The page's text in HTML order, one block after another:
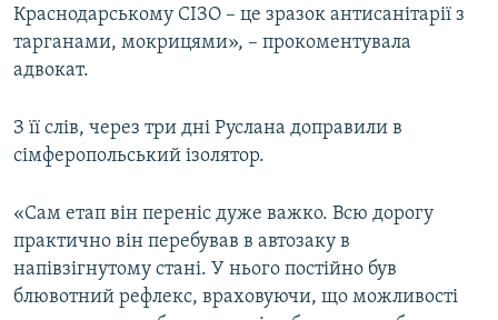
Краснодарському СІЗО – це зразок антисанітарії з
тарганами, мокрицями», – прокоментувала
адвокат.
З її слів, через три дні Руслана доправили в
сімферопольський ізолятор.
«Сам етап він переніс дуже важко. Всю дорогу
практично він перебував в автозаку в
напівзігнутому стані. У нього постійно був
блювотний рефлекс, враховуючи, що можливості